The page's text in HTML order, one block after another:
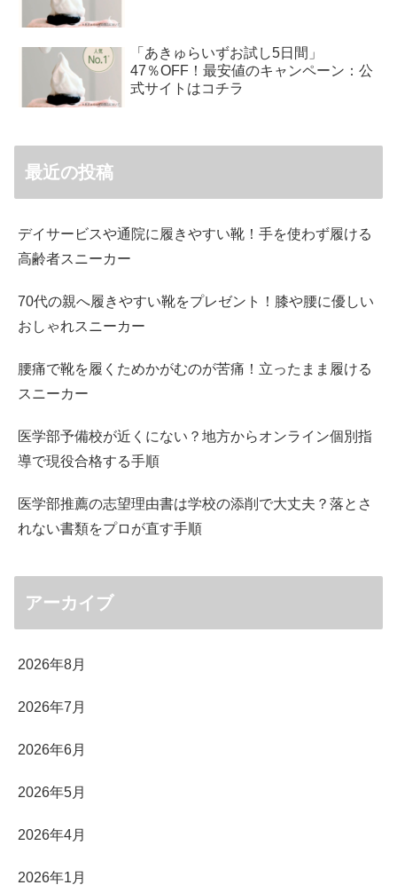
「あきゅらいずお試し5日間」
47％OFF！最安値のキャンペーン：公
式サイトはコチラ
最近の投稿
デイサービスや通院に履きやすい靴！手を使わず履ける
高齢者スニーカー
70代の親へ履きやすい靴をプレゼント！膝や腰に優しい
おしゃれスニーカー
腰痛で靴を履くためかがむのが苦痛！立ったまま履ける
スニーカー
医学部予備校が近くにない？地方からオンライン個別指
導で現役合格する手順
医学部推薦の志望理由書は学校の添削で大丈夫？落とさ
れない書類をプロが直す手順
アーカイブ
2026年8月
2026年7月
2026年6月
2026年5月
2026年4月
2026年1月